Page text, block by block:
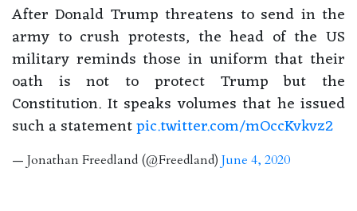
After Donald Trump threatens to send in the
army to crush protests, the head of the US
military reminds those in uniform that their
oath is not to protect Trump but the
Constitution. It speaks volumes that he issued
such a statementpic.twitter.com/mOccKvkvz2
— Jonathan Freedland (@Freedland) June 4, 2020